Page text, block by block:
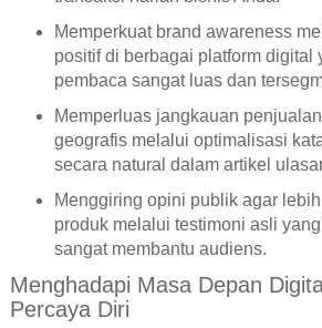
Memperkuat brand awareness
positif di berbagai platform
pembaca sangat luas dan
Memperluas jangkauan
geografis melalui optimalisasi
secara natural dalam artikel
Menggiring opini publik agar
produk melalui testimoni asli
sangat membantu audiens.
Menghadapi Masa Depan
Percaya Diri